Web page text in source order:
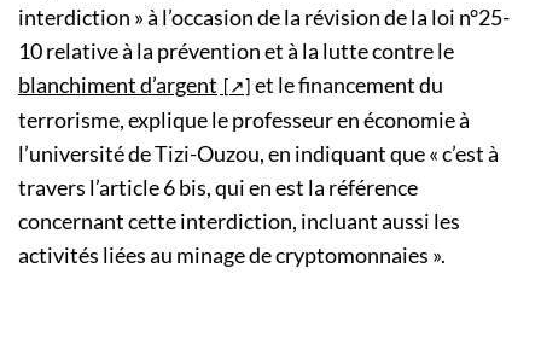
interdiction » à l’occasion de la révision de la loi n°25-
10 relative à la prévention et à la lutte contre le
blanchiment d’argent
et le financement du
terrorisme, explique le professeur en économie à
l’université de Tizi-Ouzou, en indiquant que « c’est à
travers l’article 6 bis, qui en est la référence
concernant cette interdiction, incluant aussi les
activités liées au minage de cryptomonnaies ».